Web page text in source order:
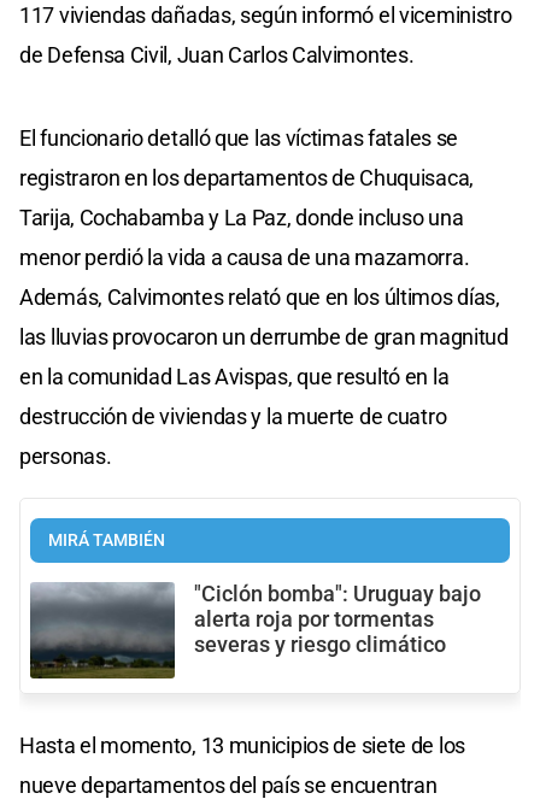
117 viviendas dañadas, según informó el viceministro
de Defensa Civil, Juan Carlos Calvimontes.
El funcionario detalló que las víctimas fatales se
registraron en los departamentos de Chuquisaca,
Tarija, Cochabamba y La Paz, donde incluso una
menor perdió la vida a causa de una mazamorra.
Además, Calvimontes relató que en los últimos días,
las lluvias provocaron un derrumbe de gran magnitud
en la comunidad Las Avispas, que resultó en la
destrucción de viviendas y la muerte de cuatro
personas.
MIRÁ TAMBIÉN
"Ciclón bomba": Uruguay bajo
alerta roja por tormentas
severas y riesgo climático
Hasta el momento, 13 municipios de siete de los
nueve departamentos del país se encuentran